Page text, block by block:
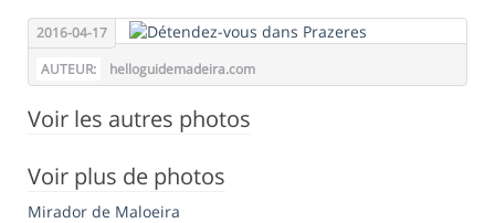
2016-04-17
AUTEUR:
helloguidemadeira.com
Voir les autres photos
Voir plus de photos
Mirador de Maloeira